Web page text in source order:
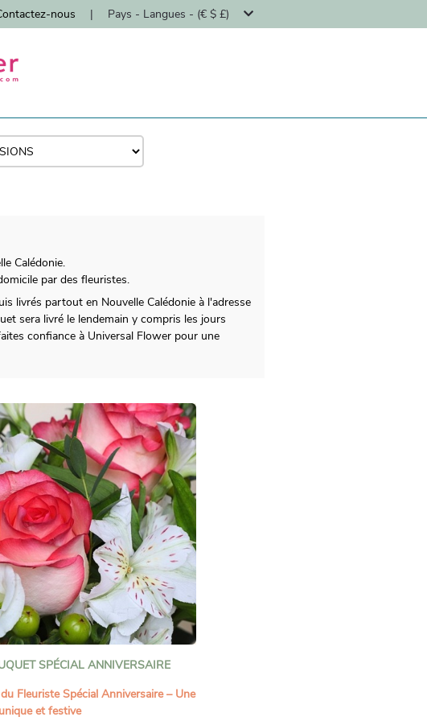
nous | Pays - Langues - (€ $ £)
Calédonie.
par des fleuristes.
livrés partout en Nouvelle Calédonie à l'adresse
sera livré le lendemain y compris les jours
confiance à Universal Flower pour une
SPÉCIAL ANNIVERSAIRE
Fleuriste Spécial Anniversaire – Une
et festive